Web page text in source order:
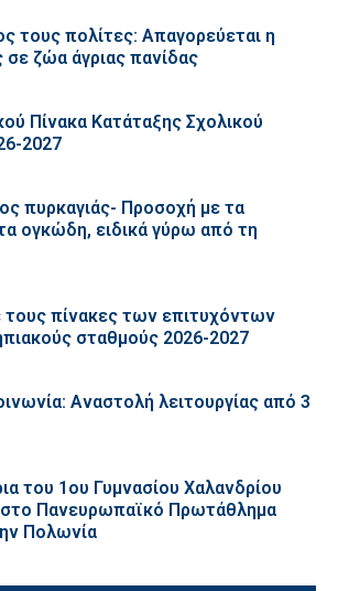
τους πολίτες: Απαγορεύεται η
ζώα άγριας πανίδας
Πίνακα Κατάταξης Σχολικού
2027
πυρκαγιάς- Προσοχή με τα
ογκώδη, ειδικά γύρω από τη
πίνακες των επιτυχόντων
σταθμούς 2026-2027
Αναστολή λειτουργίας από 3
του 1ου Γυμνασίου Χαλανδρίου
στο Πανευρωπαϊκό Πρωτάθλημα
Πολωνία